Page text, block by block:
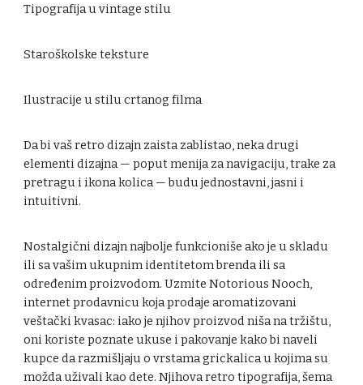
Tipografija u vintage stilu
Staroškolske teksture
Ilustracije u stilu crtanog filma
Da bi vaš retro dizajn zaista zablistao, neka drugi
elementi dizajna — poput menija za navigaciju, trake za
pretragu i ikona kolica — budu jednostavni, jasni i
intuitivni.
Nostalgični dizajn najbolje funkcioniše ako je u skladu
ili sa vašim ukupnim identitetom brenda ili sa
određenim proizvodom. Uzmite Notorious Nooch,
internet prodavnicu koja prodaje aromatizovani
veštački kvasac: iako je njihov proizvod niša na tržištu,
oni koriste poznate ukuse i pakovanje kako bi naveli
kupce da razmišljaju o vrstama grickalica u kojima su
možda uživali kao dete. Njihova retro tipografija, šema